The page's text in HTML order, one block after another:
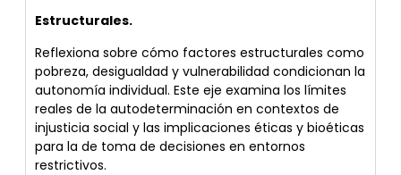
Estructurales.
Reflexiona sobre cómo factores estructurales como
pobreza, desigualdad y vulnerabilidad condicionan la
autonomía individual. Este eje examina los límites
reales de la autodeterminación en contextos de
injusticia social y las implicaciones éticas y bioéticas
para la de toma de decisiones en entornos
restrictivos.